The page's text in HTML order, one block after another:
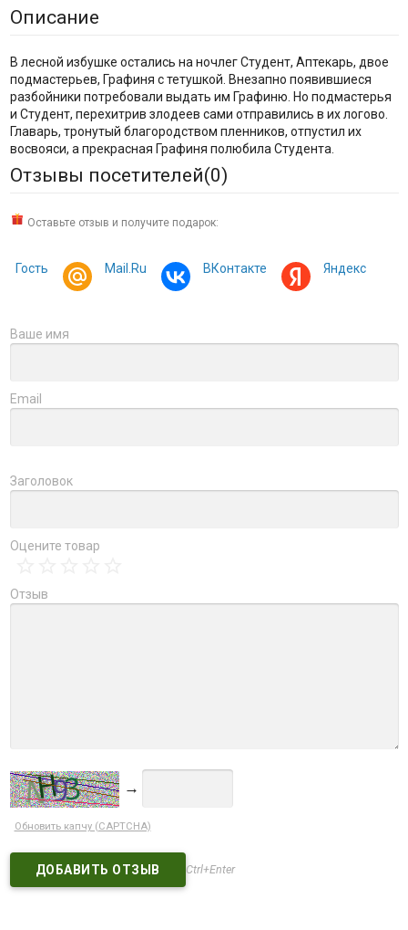
Описание
В лесной избушке остались на ночлег Студент, Аптекарь, двое
подмастерьев, Графиня с тетушкой. Внезапно появившиеся
разбойники потребовали выдать им Графиню. Но подмастерья
и Студент, перехитрив злодеев сами отправились в их логово.
Главарь, тронутый благородством пленников, отпустил их
восвояси, а прекрасная Графиня полюбила Студента.
Отзывы посетителей(0)
Оставьте отзыв и получите подарок:
Гость Mail.Ru ВКонтакте Яндекс
Ваше имя
Email
Заголовок
Оцените товар
Отзыв
→
Обновить капчу (CAPTCHA)
Ctrl+Enter